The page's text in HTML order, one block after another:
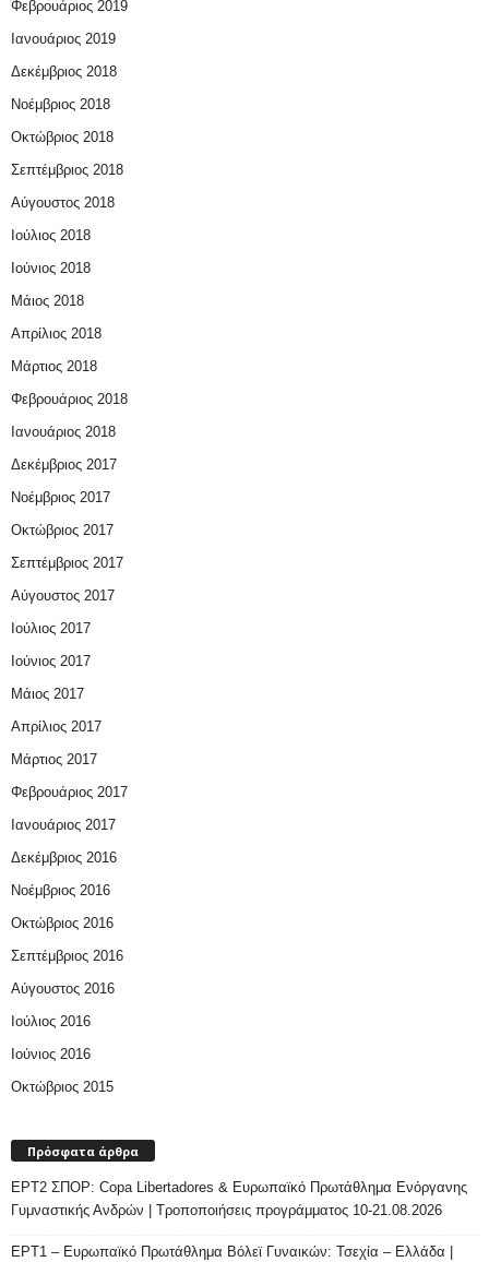
Φεβρουάριος 2019
Ιανουάριος 2019
Δεκέμβριος 2018
Νοέμβριος 2018
Οκτώβριος 2018
Σεπτέμβριος 2018
Αύγουστος 2018
Ιούλιος 2018
Ιούνιος 2018
Μάιος 2018
Απρίλιος 2018
Μάρτιος 2018
Φεβρουάριος 2018
Ιανουάριος 2018
Δεκέμβριος 2017
Νοέμβριος 2017
Οκτώβριος 2017
Σεπτέμβριος 2017
Αύγουστος 2017
Ιούλιος 2017
Ιούνιος 2017
Μάιος 2017
Απρίλιος 2017
Μάρτιος 2017
Φεβρουάριος 2017
Ιανουάριος 2017
Δεκέμβριος 2016
Νοέμβριος 2016
Οκτώβριος 2016
Σεπτέμβριος 2016
Αύγουστος 2016
Ιούλιος 2016
Ιούνιος 2016
Οκτώβριος 2015
Πρόσφατα άρθρα
ΕΡΤ2 ΣΠΟΡ: Copa Libertadores & Ευρωπαϊκό Πρωτάθλημα Ενόργανης
Γυμναστικής Ανδρών | Τροποποιήσεις προγράμματος 10-21.08.2026
ΕΡΤ1 – Ευρωπαϊκό Πρωτάθλημα Βόλεϊ Γυναικών: Τσεχία – Ελλάδα |